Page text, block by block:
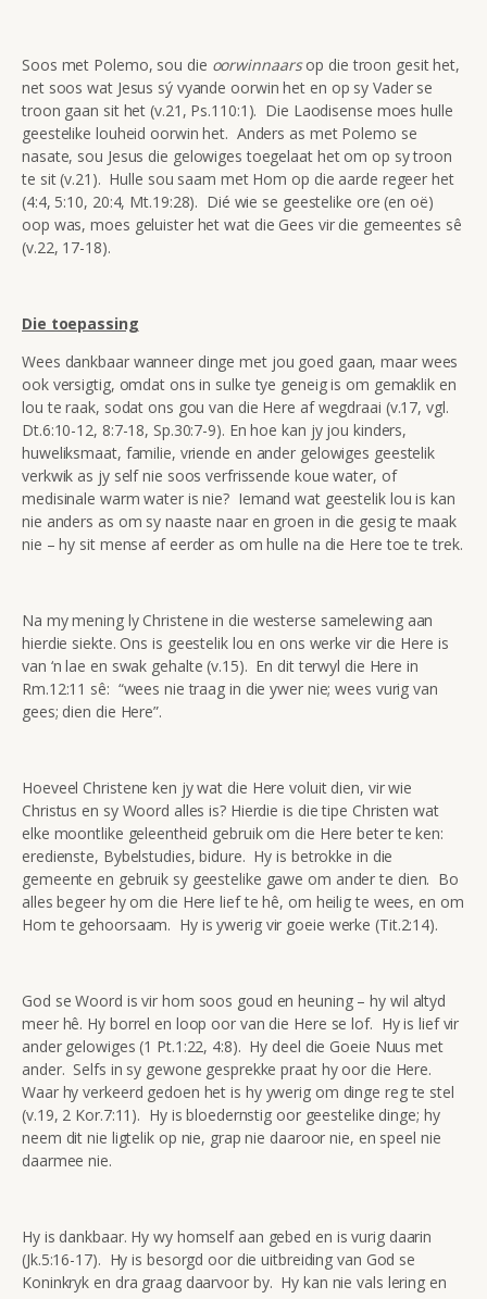
Soos met Polemo, sou die oorwinnaarsop die troon gesit het,
net soos wat Jesus sý vyande oorwin het en op sy Vader se
troon gaan sit het (v.21, Ps.110:1). Die Laodisense moes hulle
geestelike louheid oorwin het. Anders as met Polemo se
nasate, sou Jesus die gelowiges toegelaat het om op sy troon
te sit (v.21). Hulle sou saam met Hom op die aarde regeer het
(4:4, 5:10, 20:4, Mt.19:28). Dié wie se geestelike ore (en oë)
oop was, moes geluister het wat die Gees vir die gemeentes sê
(v.22, 17-18).
Die toepassing
Wees dankbaar wanneer dinge met jou goed gaan, maar wees
ook versigtig, omdat ons in sulke tye geneig is om gemaklik en
lou te raak, sodat ons gou van die Here af wegdraai (v.17, vgl.
Dt.6:10-12, 8:7-18, Sp.30:7-9). En hoe kan jy jou kinders,
huweliksmaat, familie, vriende en ander gelowiges geestelik
verkwik as jy self nie soos verfrissende koue water, of
medisinale warm water is nie? Iemand wat geestelik lou is kan
nie anders as om sy naaste naar en groen in die gesig te maak
nie – hy sit mense af eerder as om hulle na die Here toe te trek.
Na my mening ly Christene in die westerse samelewing aan
hierdie siekte. Ons is geestelik lou en ons werke vir die Here is
van ‘n lae en swak gehalte (v.15). En dit terwyl die Here in
Rm.12:11 sê: “wees nie traag in die ywer nie; wees vurig van
gees; dien die Here”.
Hoeveel Christene ken jy wat die Here voluit dien, vir wie
Christus en sy Woord alles is? Hierdie is die tipe Christen wat
elke moontlike geleentheid gebruik om die Here beter te ken:
eredienste, Bybelstudies, bidure. Hy is betrokke in die
gemeente en gebruik sy geestelike gawe om ander te dien. Bo
alles begeer hy om die Here lief te hê, om heilig te wees, en om
Hom te gehoorsaam. Hy is ywerig vir goeie werke (Tit.2:14).
God se Woord is vir hom soos goud en heuning – hy wil altyd
meer hê. Hy borrel en loop oor van die Here se lof. Hy is lief vir
ander gelowiges (1 Pt.1:22, 4:8). Hy deel die Goeie Nuus met
ander. Selfs in sy gewone gesprekke praat hy oor die Here.
Waar hy verkeerd gedoen het is hy ywerig om dinge reg te stel
(v.19, 2 Kor.7:11). Hy is bloedernstig oor geestelike dinge; hy
neem dit nie ligtelik op nie, grap nie daaroor nie, en speel nie
daarmee nie.
Hy is dankbaar. Hy wy homself aan gebed en is vurig daarin
(Jk.5:16-17). Hy is besorgd oor die uitbreiding van God se
Koninkryk en dra graag daarvoor by. Hy kan nie vals lering en